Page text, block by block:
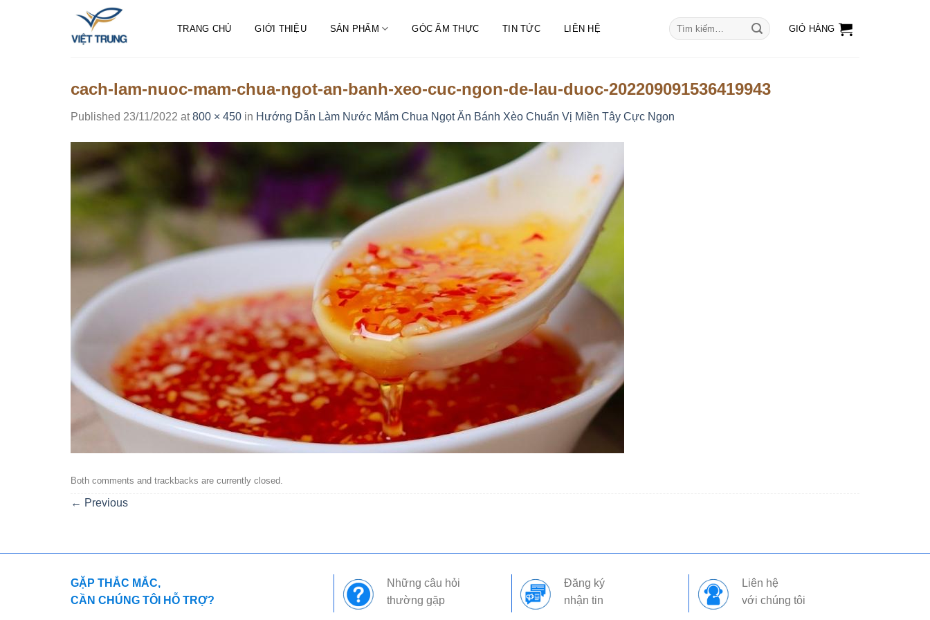
TRANG CHỦ GIỚI THIỆU SẢN PHẨM GÓC ẨM THỰC TIN TỨC LIÊN HỆ
Tìm
kiếm:
GIỎ HÀNG
cach-lam-nuoc-mam-chua-ngot-an-banh-xeo-cuc-ngon-de-lau-duoc-202209091536419943
Published 23/11/2022 at800 × 450 in Hướng Dẫn Làm Nước Mắm Chua Ngọt Ăn Bánh Xèo Chuẩn Vị Miền Tây Cực Ngon
Both comments and trackbacks are currently closed.
← Previous
GẶP THẮC MẮC,
CẦN CHÚNG TÔI HỖ TRỢ?
Những câu hỏi
thường gặp
Đăng ký
nhận tin
Liên hệ
với chúng tôi